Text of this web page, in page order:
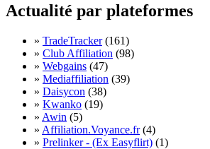
Actualité par plateformes
» TradeTracker (161)
» Club Affiliation (98)
» Webgains (47)
» Mediaffiliation (39)
» Daisycon (38)
» Kwanko (19)
» Awin (5)
» Affiliation.Voyance.fr (4)
» Prelinker - (Ex Easyflirt) (1)